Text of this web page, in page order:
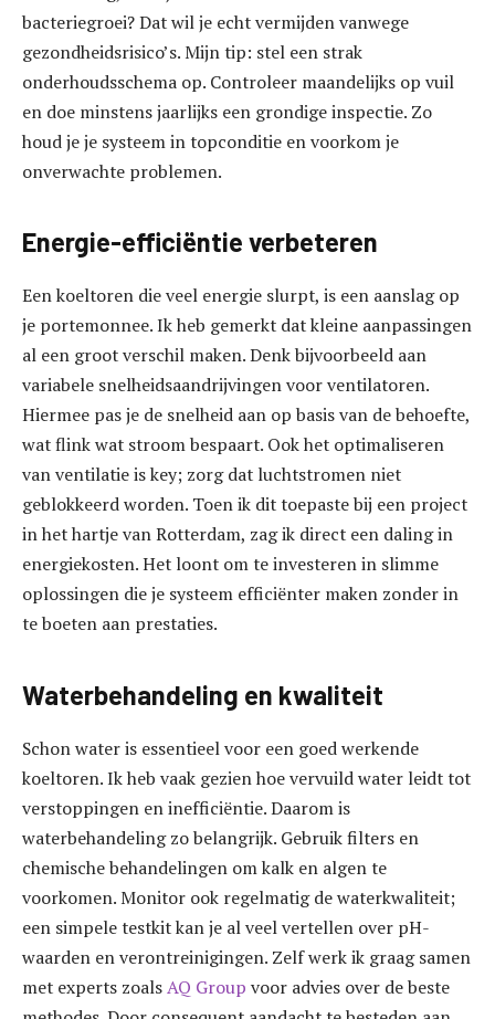
bacteriegroei? Dat wil je echt vermijden vanwege
gezondheidsrisico’s. Mijn tip: stel een strak
onderhoudsschema op. Controleer maandelijks op vuil
en doe minstens jaarlijks een grondige inspectie. Zo
houd je je systeem in topconditie en voorkom je
onverwachte problemen.
Energie-efficiëntie verbeteren
Een koeltoren die veel energie slurpt, is een aanslag op
je portemonnee. Ik heb gemerkt dat kleine aanpassingen
al een groot verschil maken. Denk bijvoorbeeld aan
variabele snelheidsaandrijvingen voor ventilatoren.
Hiermee pas je de snelheid aan op basis van de behoefte,
wat flink wat stroom bespaart. Ook het optimaliseren
van ventilatie is key; zorg dat luchtstromen niet
geblokkeerd worden. Toen ik dit toepaste bij een project
in het hartje van Rotterdam, zag ik direct een daling in
energiekosten. Het loont om te investeren in slimme
oplossingen die je systeem efficiënter maken zonder in
te boeten aan prestaties.
Waterbehandeling en kwaliteit
Schon water is essentieel voor een goed werkende
koeltoren. Ik heb vaak gezien hoe vervuild water leidt tot
verstoppingen en inefficiëntie. Daarom is
waterbehandeling zo belangrijk. Gebruik filters en
chemische behandelingen om kalk en algen te
voorkomen. Monitor ook regelmatig de waterkwaliteit;
een simpele testkit kan je al veel vertellen over pH-
waarden en verontreinigingen. Zelf werk ik graag samen
met experts zoalsAQ Group voor advies over de beste